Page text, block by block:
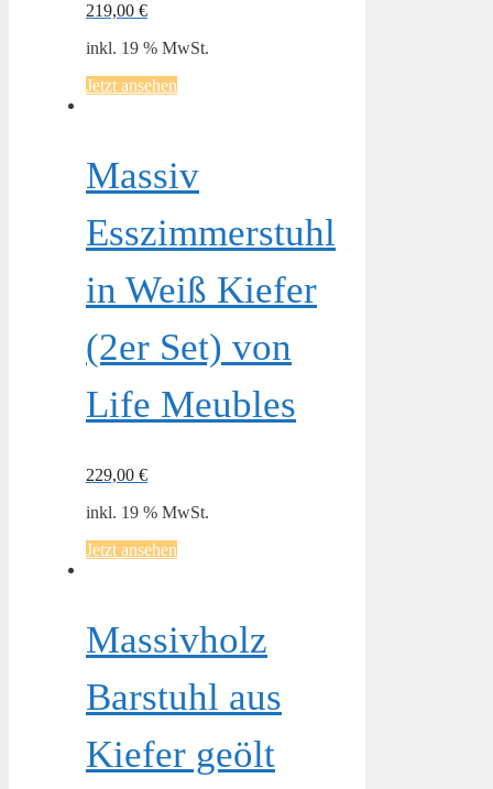
219,00 €
inkl. 19 % MwSt.
Jetzt ansehen
Massiv
Esszimmerstuhl
in Weiß Kiefer
(2er Set) von
Life Meubles
229,00 €
inkl. 19 % MwSt.
Jetzt ansehen
Massivholz
Barstuhl aus
Kiefer geölt